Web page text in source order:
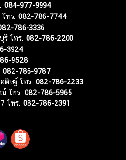
084-977-9994
ทร. 082-786-7744
786-3336
รี โทร. 082-786-2200
3924
9528
082-786-9787
ดิษฐ์ โทร. 082-786-2233
โทร. 082-786-5965
โทร. 082-786-2391